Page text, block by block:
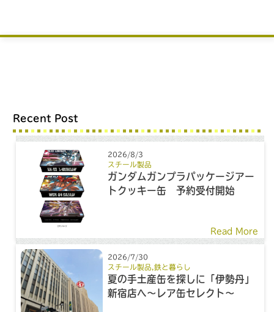
Recent Post
2026/8/3
スチール製品
ガンダムガンプラパッケージアー
トクッキー缶 予約受付開始
Read More
2026/7/30
スチール製品 ,鉄と暮らし
夏の手土産缶を探しに「伊勢丹」
新宿店へ～レア缶セレクト～